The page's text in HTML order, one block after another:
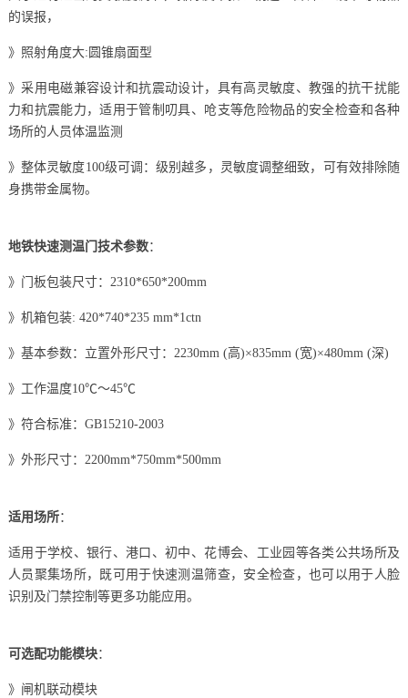
的误报，
》照射角度大:圆锥扇面型
》采用电磁兼容设计和抗震动设计，具有高灵敏度、教强的抗干扰能
力和抗震能力，适用于管制叨具、呛支等危险物品的安全检查和各种
场所的人员体温监测
》整体灵敏度100级可调：级别越多，灵敏度调整细致，可有效排除随
身携带金属物。
地铁快速测温门技术参数：
》门板包装尺寸：2310*650*200mm
》机箱包装: 420*740*235 mm*1ctn
》基本参数：立置外形尺寸：2230mm (高)×835mm (宽)×480mm (深)
》工作温度10℃～45℃
》符合标准：GB15210-2003
》外形尺寸：2200mm*750mm*500mm
适用场所：
适用于学校、银行、港口、初中、花博会、工业园等各类公共场所及
人员聚集场所，既可用于快速测温筛查，安全检查，也可以用于人脸
识别及门禁控制等更多功能应用。
可选配功能模块：
》闸机联动模块